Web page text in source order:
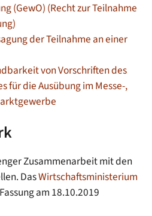
(GewO) (Recht zur Teilnahme
der Teilnahme an einer
von Vorschriften des
für die Ausübung im Messe-,
Zusammenarbeit mit den
DasWirtschaftsministerium
am 18.10.2019